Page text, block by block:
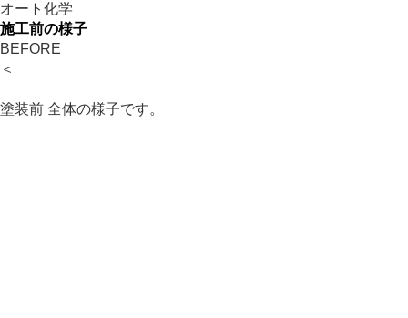
オート化学
施工前の様子
BEFORE
＜
塗装前 全体の様子です。